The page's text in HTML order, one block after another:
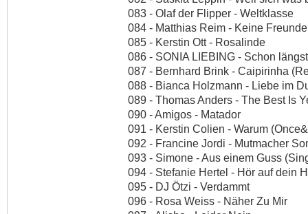
083 - Olaf der Flipper - Weltklasse
084 - Matthias Reim - Keine
085 - Kerstin Ott - Rosalinde
086 - SONIA LIEBING - Schon
087 - Bernhard Brink - Caipirinha
088 - Bianca Holzmann - Liebe im
089 - Thomas Anders - The Best Is
090 - Amigos - Matador
091 - Kerstin Colien - Warum
092 - Francine Jordi - Mutmacher
093 - Simone - Aus einem Guss
094 - Stefanie Hertel - Hör auf dein
095 - DJ Ötzi - Verdammt
096 - Rosa Weiss - Näher Zu Mir